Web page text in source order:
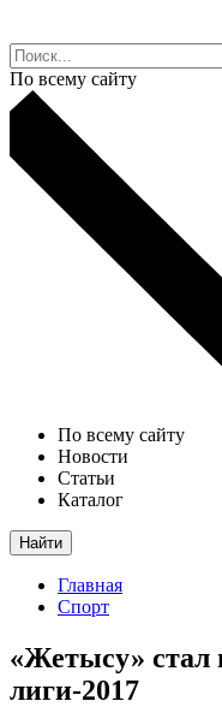
По всему сайту
По всему сайту
Новости
Статьи
Каталог
Найти
Главная
Спорт
«Жетысу» стал
лиги-2017